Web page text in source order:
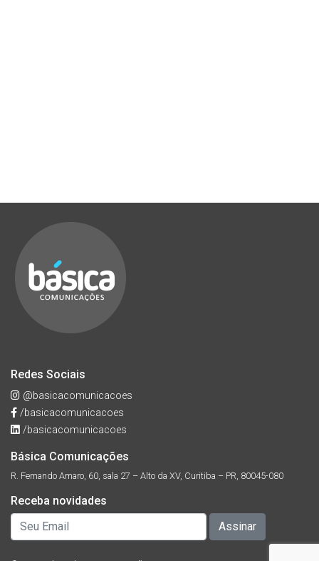
Redes Sociais
@basicacomunicacoes
/basicacomunicacoes
/basicacomunicacoes
Básica Comunicações
R. Fernando Amaro, 60, sala 27 – Alto da XV, Curitiba – PR, 80045-080
Receba novidades